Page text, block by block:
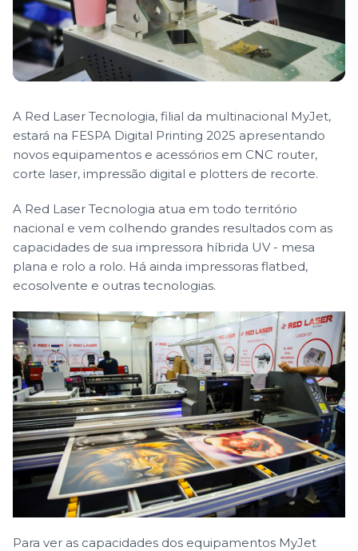
A Red Laser Tecnologia, filial da multinacional MyJet,
estará na FESPA Digital Printing 2025 apresentando
novos equipamentos e acessórios em CNC router,
corte laser, impressão digital e plotters de recorte.
A Red Laser Tecnologia atua em todo território
nacional e vem colhendo grandes resultados com as
capacidades de sua impressora híbrida UV - mesa
plana e rolo a rolo. Há ainda impressoras flatbed,
ecosolvente e outras tecnologias.
Para ver as capacidades dos equipamentos MyJet